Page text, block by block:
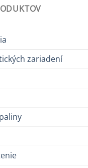
zariadení